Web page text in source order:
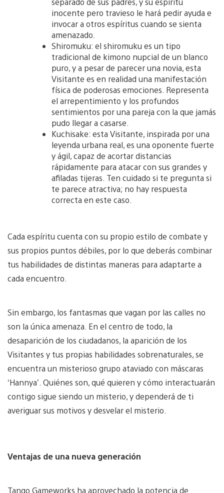
inocente pero travieso le hará pedir ayuda e
invocar a otros espíritus cuando se sienta
amenazado.
Shiromuku: el shiromuku es un tipo
tradicional de kimono nupcial de un blanco
puro, y a pesar de parecer una novia, esta
Visitante es en realidad una manifestación
física de poderosas emociones. Representa
el arrepentimiento y los profundos
sentimientos por una pareja con la que jamás
pudo llegar a casarse.
Kuchisake: esta Visitante, inspirada por una
leyenda urbana real, es una oponente fuerte
y ágil, capaz de acortar distancias
rápidamente para atacar con sus grandes y
afiladas tijeras. Ten cuidado si te pregunta si
te parece atractiva; no hay respuesta
correcta en este caso.
Cada espíritu cuenta con su propio estilo de combate y
sus propios puntos débiles, por lo que deberás combinar
tus habilidades de distintas maneras para adaptarte a
cada encuentro.
Sin embargo, los fantasmas que vagan por las calles no
son la única amenaza. En el centro de todo, la
desaparición de los ciudadanos, la aparición de los
Visitantes y tus propias habilidades sobrenaturales, se
encuentra un misterioso grupo ataviado con máscaras
‘Hannya’. Quiénes son, qué quieren y cómo interactuarán
contigo sigue siendo un misterio, y dependerá de ti
averiguar sus motivos y desvelar el misterio.
Ventajas de una nueva generación
Tango Gameworks ha aprovechado la potencia de